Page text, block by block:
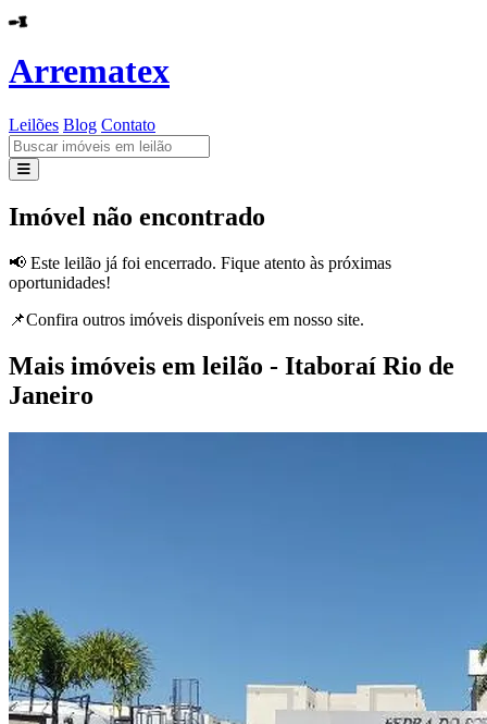
Arrematex
Leilões Blog Contato
Leilões
Imóvel não encontrado
📢 Este leilão já foi encerrado. Fique atento às próximas
oportunidades!
📌Confira outros imóveis disponíveis em nosso site.
Mais imóveis em leilão - Itaboraí Rio de
Janeiro